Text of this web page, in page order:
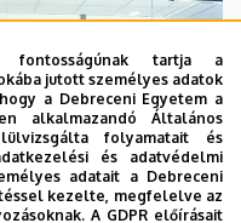
fontosságúnak tartja a
jutott személyes adatok
a Debreceni Egyetem a
alkalmazandó Általános
folyamatait és
és adatvédelmi
adatait a Debreceni
kezelte, megfelelve az
A GDPR előírásait